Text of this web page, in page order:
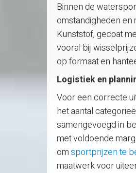
Binnen de
omstandigheden en
Kunststof, gecoat
vooral bij
op formaat en
Logistiek en
Voor een correcte
het aantal
samengevoegd in
met voldoende
omsportprijzen te
maatwerk voor